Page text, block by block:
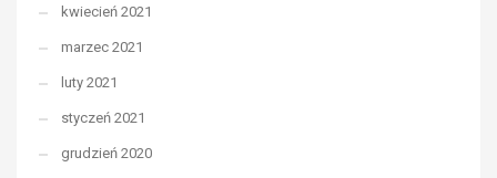
kwiecień 2021
marzec 2021
luty 2021
styczeń 2021
grudzień 2020